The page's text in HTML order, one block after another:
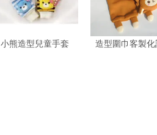
小熊造型兒童手套 造型圍巾客製化